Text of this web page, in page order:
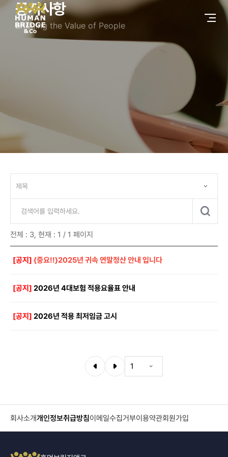
공지사항
Bridging the Value of People
전체 : 3, 현재 : 1 / 1 페이지
[공지] {중요!!}2025년 귀속 연말정산 안내 입니다
[공지] 2026년 4대보험 적용요율표 안내
[공지] 2026년 적용 최저임금 고시
회사소개개인정보취급방침이메일수집거부이용약관회원가입